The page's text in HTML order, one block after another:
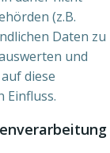
(z.B.
Daten zu
und
diese
Einfluss.